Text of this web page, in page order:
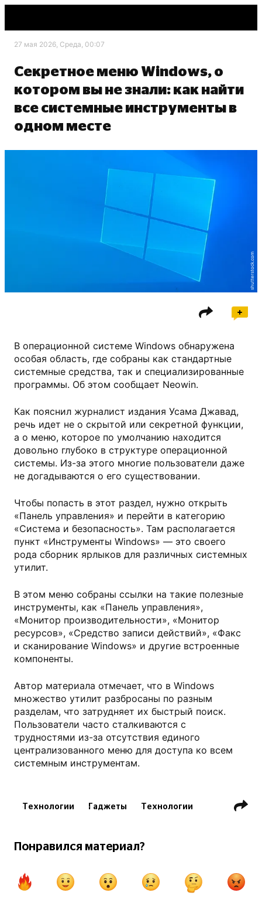
27 мая 2026, Среда, 00:07
Секретное меню Windows, о
котором вы не знали: как найти
все системные инструменты в
одном месте
shutterstock.com
В операционной системе Windows обнаружена
особая область, где собраны как стандартные
системные средства, так и специализированные
программы. Об этом сообщает Neowin.
Как пояснил журналист издания Усама Джавад,
речь идет не о скрытой или секретной функции,
а о меню, которое по умолчанию находится
довольно глубоко в структуре операционной
системы. Из-за этого многие пользователи даже
не догадываются о его существовании.
Чтобы попасть в этот раздел, нужно открыть
«Панель управления» и перейти в категорию
«Система и безопасность». Там располагается
пункт «Инструменты Windows» — это своего
рода сборник ярлыков для различных системных
утилит.
В этом меню собраны ссылки на такие полезные
инструменты, как «Панель управления»,
«Монитор производительности», «Монитор
ресурсов», «Средство записи действий», «Факс
и сканирование Windows» и другие встроенные
компоненты.
Автор материала отмечает, что в Windows
множество утилит разбросаны по разным
разделам, что затрудняет их быстрый поиск.
Пользователи часто сталкиваются с
трудностями из-за отсутствия единого
централизованного меню для доступа ко всем
системным инструментам.
Технологии Гаджеты Технологии
Компьютеры
Понравился материал?